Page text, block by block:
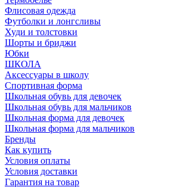
Флисовая одежда
Футболки и лонгсливы
Худи и толстовки
Шорты и бриджи
Юбки
ШКОЛА
Аксессуары в школу
Спортивная форма
Школьная обувь для девочек
Школьная обувь для мальчиков
Школьная форма для девочек
Школьная форма для мальчиков
Бренды
Как купить
Условия оплаты
Условия доставки
Гарантия на товар